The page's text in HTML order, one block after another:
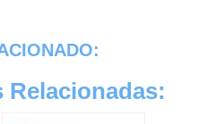
Relacionadas: